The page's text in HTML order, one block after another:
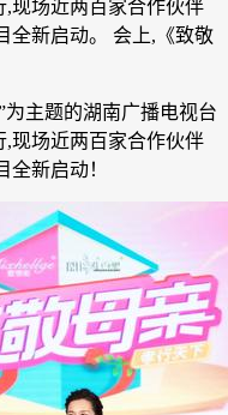
,现场近两百家合作伙伴
全新启动。 会上,《致敬
主题的湖南广播电视台
,现场近两百家合作伙伴
新启动！